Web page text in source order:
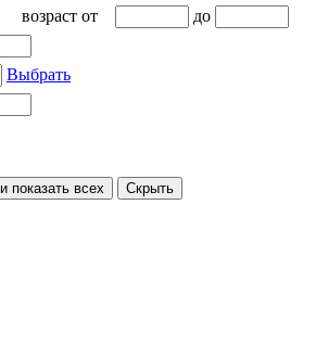
возраст от
до
Выбрать